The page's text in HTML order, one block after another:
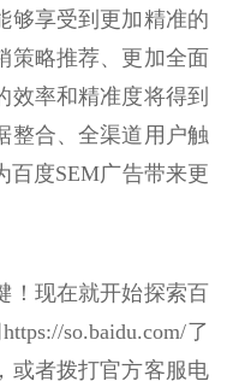
够享受到更加精准的
策略推荐、更加全面
效率和精准度将得到
整合、全渠道用户触
百度SEM广告带来更
！现在就开始探索百
so.baidu.com/了
或者拨打官方客服电